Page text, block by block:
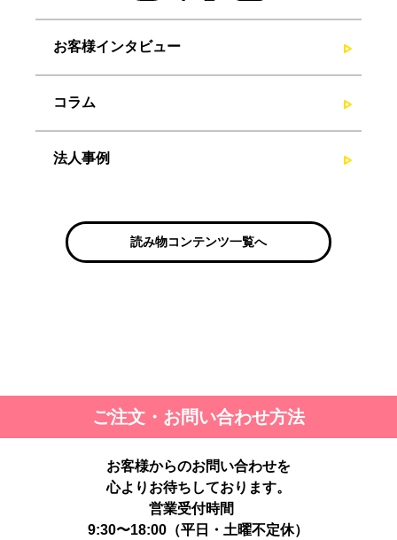
お客様インタビュー
コラム
法人事例
読み物コンテンツ一覧へ
ご注文・お問い合わせ方法
お客様からのお問い合わせを
心よりお待ちしております。
営業受付時間
9:30〜18:00（平日・土曜不定休）